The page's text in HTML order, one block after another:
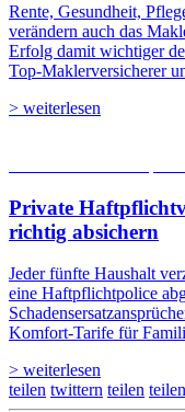
Rente, Gesundheit,
verändern auch das
Erfolg damit wichtiger
Top-Maklerversicherer
> weiterlesen
Private
richtig absichern
Jeder fünfte Haushalt
eine Haftpflichtpolice
Komfort-Tarife für
> weiterlesen
teilen twittern teilen teilen